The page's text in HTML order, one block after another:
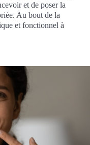
et de poser la
Au bout de la
et fonctionnel à